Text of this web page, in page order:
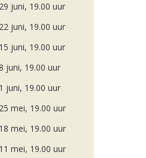
juni, 19.00 uur
juni, 19.00 uur
juni, 19.00 uur
juni, 19.00 uur
juni, 19.00 uur
mei, 19.00 uur
mei, 19.00 uur
mei, 19.00 uur